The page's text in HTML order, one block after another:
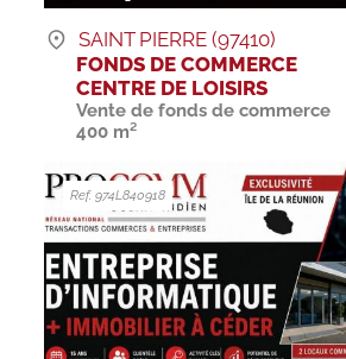
SAINT PIERRE (97410)
FONDS DE COMMERCE
CENTRE DE LOISIRS
Vente de fonds de commerce
400 m²
Ref. 974L840918